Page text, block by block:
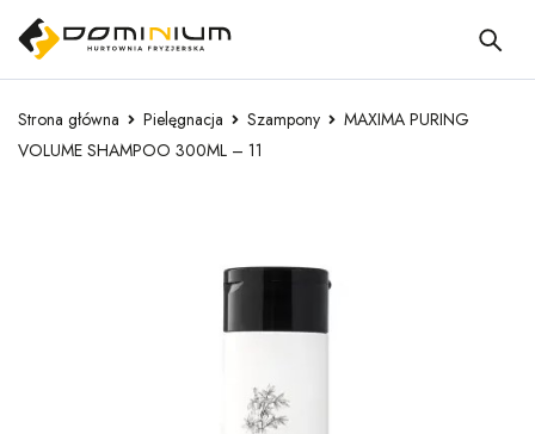
Strona główna Pielęgnacja Szampony
MAXIMA PURING
VOLUME SHAMPOO 300ML – 11